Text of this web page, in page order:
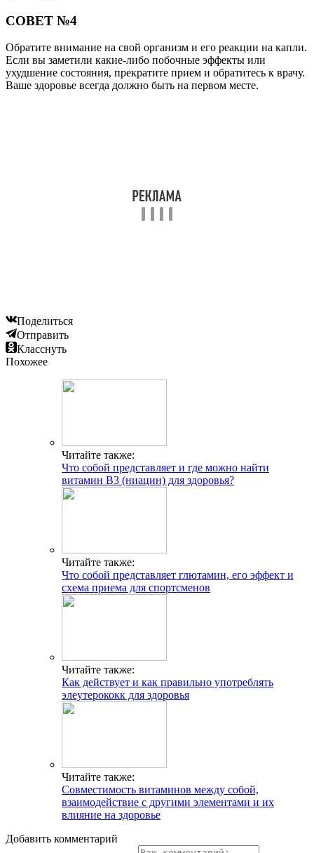
СОВЕТ №4
Обратите внимание на свой организм и его реакции на капли.
Если вы заметили какие-либо побочные эффекты или
ухудшение состояния, прекратите прием и обратитесь к врачу.
Ваше здоровье всегда должно быть на первом месте.
Поделиться
Отправить
Класснуть
Похожее
Читайте также:
Что собой представляет и где можно найти
витамин В3 (ниацин) для здоровья?
Читайте также:
Что собой представляет глютамин, его эффект и
схема приема для спортсменов
Читайте также:
Как действует и как правильно употреблять
элеутерококк для здоровья
Читайте также:
Совместимость витаминов между собой,
взаимодействие с другими элементами и их
влияние на здоровье
Добавить комментарий
ГДЕ ПРОХОДЯТ
Г. МОСКВА, М. КРЫЛАТСКОЕ,
УЛ. КРЫЛАТСКАЯ
INFO@CG-SPORT.RU